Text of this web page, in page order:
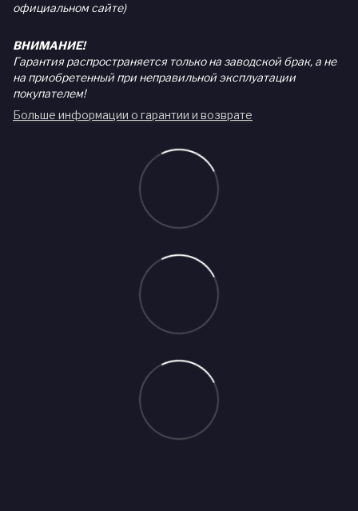
официальном сайте)
ВНИМАНИЕ!
Гарантия распространяется только на заводской брак, а не
на приобретенный при неправильной эксплуатации
покупателем!
Больше информации о гарантии и возврате